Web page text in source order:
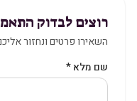
רוצים לבדוק
השאירו פרטים ונחזור
שם מלא *